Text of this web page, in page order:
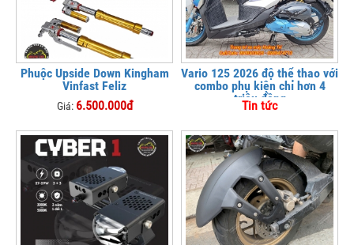
Phuộc Upside Down Kingham
Vinfast Feliz
Giá: 6.500.000đ
Vario 125 2026 độ thể thao với
combo phụ kiện chỉ hơn 4
triệu đồng
Tin tức